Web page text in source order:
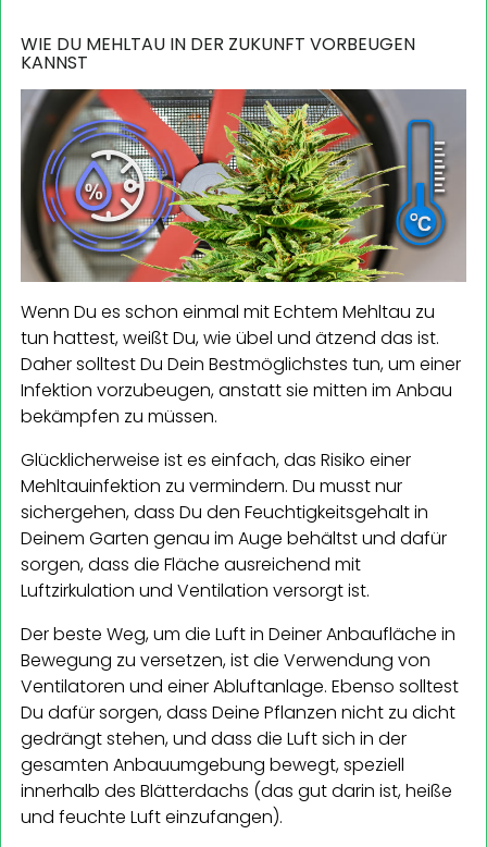
WIE DU MEHLTAU IN DER ZUKUNFT VORBEUGEN
KANNST
Wenn Du es schon einmal mit Echtem Mehltau zu
tun hattest, weißt Du, wie übel und ätzend das ist.
Daher solltest Du Dein Bestmöglichstes tun, um einer
Infektion vorzubeugen, anstatt sie mitten im Anbau
bekämpfen zu müssen.
Glücklicherweise ist es einfach, das Risiko einer
Mehltauinfektion zu vermindern. Du musst nur
sichergehen, dass Du den Feuchtigkeitsgehalt in
Deinem Garten genau im Auge behältst und dafür
sorgen, dass die Fläche ausreichend mit
Luftzirkulation und Ventilation versorgt ist.
Der beste Weg, um die Luft in Deiner Anbaufläche in
Bewegung zu versetzen, ist die Verwendung von
Ventilatoren und einer Abluftanlage. Ebenso solltest
Du dafür sorgen, dass Deine Pflanzen nicht zu dicht
gedrängt stehen, und dass die Luft sich in der
gesamten Anbauumgebung bewegt, speziell
innerhalb des Blätterdachs (das gut darin ist, heiße
und feuchte Luft einzufangen).